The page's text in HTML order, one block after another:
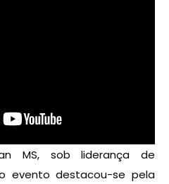
MS, sob liderança de
evento destacou-se pela